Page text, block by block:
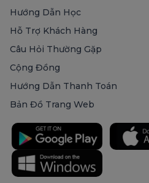
Hướng Dẫn Học
Hỗ Trợ Khách Hàng
Câu Hỏi Thường Gặp
Cộng Đồng
Hướng Dẫn Thanh Toán
Bản Đồ Trang Web